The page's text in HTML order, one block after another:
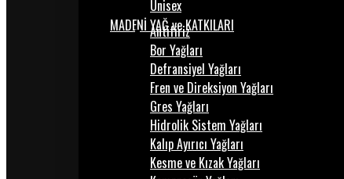
Unisex
MADENİ YAĞ ve KATKILARI
Antifiriz
Bor Yağları
Defransiyel Yağları
Fren ve Direksiyon Yağları
Gres Yağları
Hidrolik Sistem Yağları
Kalıp Ayırıcı Yağları
Kesme ve Kızak Yağları